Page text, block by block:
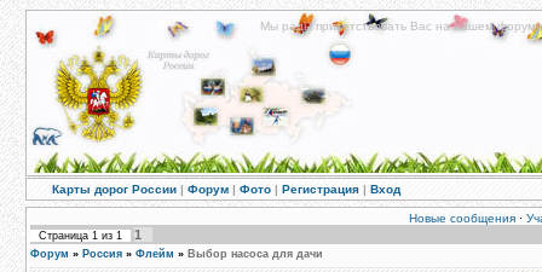
Мы рады приветствовать Вас на нашем
Карты дорог России | Форум | Фото | Регистрация | Вход
Новые сообщения·
Страница 1 из 1 1
Форум » Россия » Флейм » Выбор насоса для дачи